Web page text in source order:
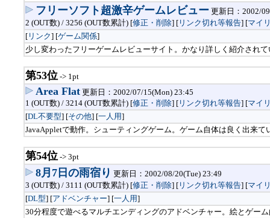
フリーソフト超激辛ゲームレビュー 更新日：2002/
2 (OUT数) / 3256 (OUT数累計) [修正・削除] [ リンク切れ等報告] [マイ
[ リンク] [ゲーム関係]
少し変わったフリーゲームレビューサイト。かなり詳しく紹介され
第53位 -> 1pt
Area Flat 更新日：2002/07/15(Mon) 23:45
1 (OUT数) / 3214 (OUT数累計) [修正・削除] [ リンク切れ等報告] [マイ
[DL不要型] [その他] [一人用]
JavaAppletで動作。シューティングゲーム。ゲーム自体は良く出来て
第54位 -> 3pt
8月7日の雨宿り 更新日：2002/08/20(Tue) 23:49
3 (OUT数) / 3111 (OUT数累計) [修正・削除] [ リンク切れ等報告] [マイ
[DL型] [アドベンチャー] [一人用]
30分程度で遊べるマルチエンディングのアドベンチャー。絵とゲー